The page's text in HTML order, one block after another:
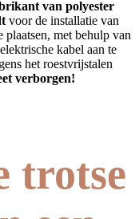
van polyester
voor de installatie van
plaatsen, met behulp van
kabel aan te
het roestvrijstalen
verborgen!
trotse